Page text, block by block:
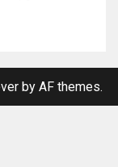
by AF themes.